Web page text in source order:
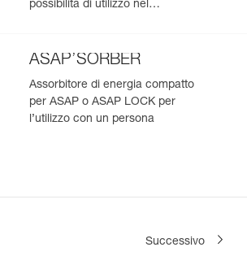
possibilità di utilizzo nel
ASAP’SORBER
Assorbitore di energia compatto
per ASAP o ASAP LOCK per
l’utilizzo con un persona
Successivo